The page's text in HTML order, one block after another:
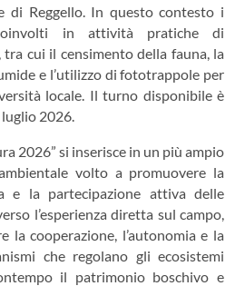
di Reggello. In questo contesto i
in attività pratiche di
cui il censimento della fauna, la
e l’utilizzo di fototrappole per
locale. Il turno disponibile è
2026.
2026” si inserisce in un più ampio
volto a promuovere la
e la partecipazione attiva delle
l’esperienza diretta sul campo,
la cooperazione, l’autonomia e la
che regolano gli ecosistemi
il patrimonio boschivo e